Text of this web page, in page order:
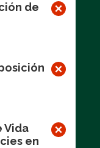
de
Vida
en